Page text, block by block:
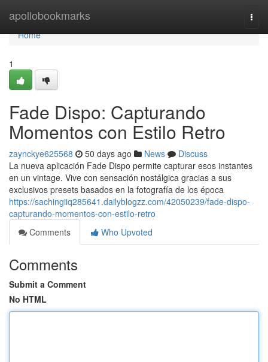
apollobookmarks
Home
Home
1
Fade Dispo: Capturando
Momentos con Estilo Retro
zaynckye625568 50 days ago News
Discuss
La nueva aplicación Fade Dispo permite capturar esos instantes
en un vintage. Vive con sensación nostálgica gracias a sus
exclusivos presets basados en la fotografía de los época
https://sachingiiq285641.dailyblogzz.com/42050239/fade-dispo-
capturando-momentos-con-estilo-retro
Comments
Who Upvoted
Comments
Submit a Comment
No HTML